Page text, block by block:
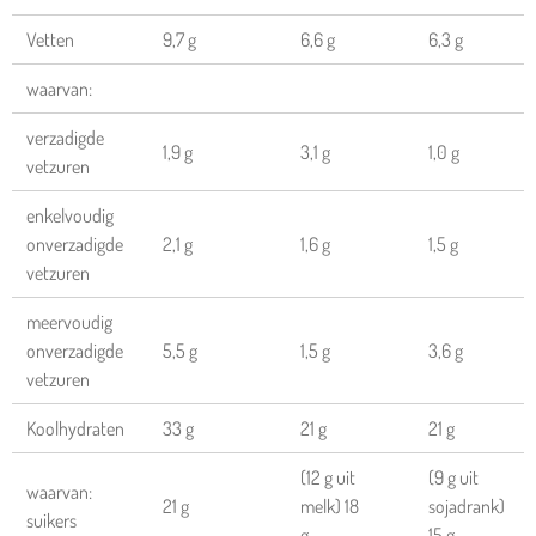
Vetten 9,7 g 6,6 g 6,3 g
waarvan:
verzadigde
vetzuren
1,9 g 3,1 g 1,0 g
enkelvoudig
onverzadigde
vetzuren
2,1 g 1,6 g 1,5 g
meervoudig
onverzadigde
vetzuren
5,5 g 1,5 g 3,6 g
Koolhydraten 33 g 21 g 21 g
waarvan:
suikers
21 g
(12 g uit
melk) 18
(9 g uit
sojadrank)